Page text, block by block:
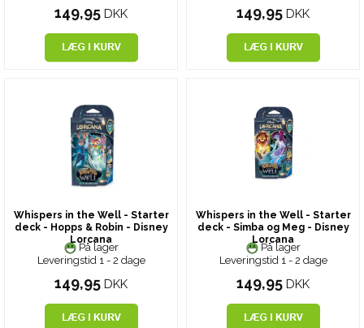
149,95 DKK 149,95 DKK
Whispers in the Well - Starter
deck - Hopps & Robin - Disney
Lorcana
På lager
Leveringstid 1 - 2 dage
149,95 DKK
Whispers in the Well - Starter
deck - Simba og Meg - Disney
Lorcana
På lager
Leveringstid 1 - 2 dage
149,95 DKK